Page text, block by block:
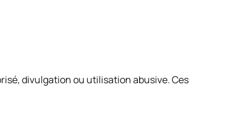
divulgation ou utilisation abusive. Ces